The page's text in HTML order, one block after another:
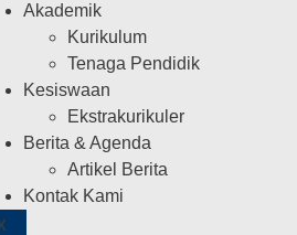
Akademik
Kurikulum
Tenaga Pendidik
Kesiswaan
Ekstrakurikuler
Berita & Agenda
Artikel Berita
Kontak Kami